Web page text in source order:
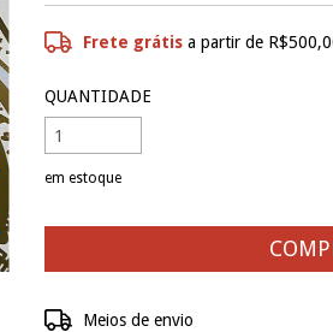
Frete grátis a partir de
QUANTIDADE
em estoque
Entregas para o CEP:
Meios de envio